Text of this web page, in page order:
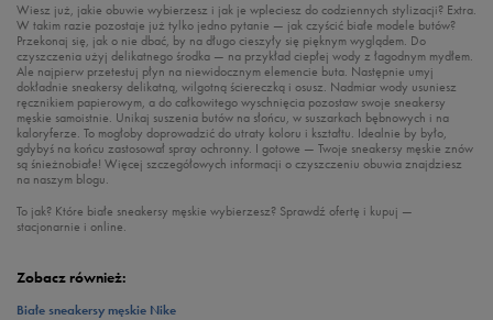
Wiesz już, jakie obuwie wybierzesz i jak je wpleciesz do codziennych stylizacji? Extra.
W takim razie pozostaje już tylko jedno pytanie — jak czyścić białe modele butów?
Przekonaj się, jak o nie dbać, by na długo cieszyły się pięknym wyglądem. Do
czyszczenia użyj delikatnego środka — na przykład ciepłej wody z łagodnym mydłem.
Ale najpierw przetestuj płyn na niewidocznym elemencie buta. Następnie umyj
dokładnie sneakersy delikatną, wilgotną ściereczką i osusz. Nadmiar wody usuniesz
ręcznikiem papierowym, a do całkowitego wyschnięcia pozostaw swoje sneakersy
męskie samoistnie. Unikaj suszenia butów na słońcu, w suszarkach bębnowych i na
kaloryferze. To mogłoby doprowadzić do utraty koloru i kształtu. Idealnie by było,
gdybyś na końcu zastosował spray ochronny. I gotowe — Twoje sneakersy męskie znów
są śnieżnobiałe! Więcej szczegółowych informacji o czyszczeniu obuwia znajdziesz
na naszym blogu.
To jak? Które białe sneakersy męskie wybierzesz? Sprawdź ofertę i kupuj —
stacjonarnie i online.
Zobacz również:
Białe sneakersy męskie Nike